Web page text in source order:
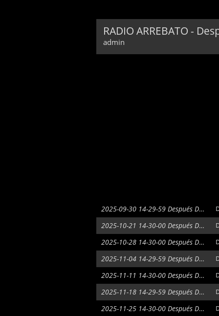
RADIO ARREBATO -
admin
2025-09-30 14-29-59 Después De La Fiebre Del Oro
2025-10-21 14-30-00 Después De La Fiebre Del Oro
2025-10-28 14-30-00 Después De La Fiebre Del Oro
2025-11-04 14-29-59 Después De La Fiebre Del Oro
2025-11-11 14-30-00 Después De La Fiebre Del Oro
2025-11-18 14-29-59 Después De La Fiebre Del Oro
2025-11-25 14-30-00 Después De La Fiebre Del Oro